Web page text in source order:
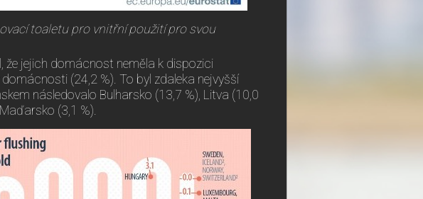
toaletu pro vnitřní použití pro svou
že jejich domácnost neměla k dispozici
(24,2 %). To byl zdaleka nejvyšší
následovalo Bulharsko (13,7 %), Litva (10,0
(3,1 %).